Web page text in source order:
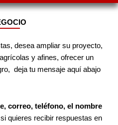
desea ampliar su proyecto,
y afines, ofrecer un
deja tu mensaje aquí abajo
correo, teléfono, el nombre
quieres recibir respuestas en